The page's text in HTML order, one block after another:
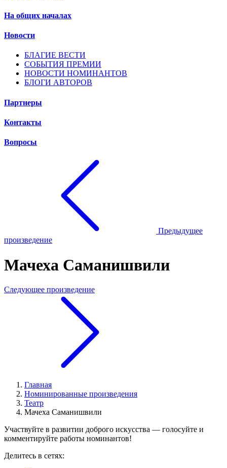
На общих началах
Новости
БЛАГИЕ ВЕСТИ
СОБЫТИЯ ПРЕМИИ
НОВОСТИ НОМИНАНТОВ
БЛОГИ АВТОРОВ
Партнеры
Контакты
Вопросы
Предыдущее
произведение
Мачеха Саманишвили
Следующее произведение
Главная
Номинированные произведения
Театр
Мачеха Саманишвили
Участвуйте в развитии доброго искусства — голосуйте и
комментируйте работы номинантов!
Делитесь в сетях: